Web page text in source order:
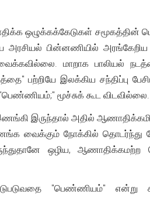
ஒழுக்கக்கேடுகள் சமூகத்தின்
அரசியல் பின்னணியில்
மாறாக பாலியல்
பற்றியே இலக்கிய சந்திப்பு
மூச்சுக் கூட விடவில்லை.
இருந்தால் அதில்
வைக்கும் நோக்கில் தொடர்ந்து
ஒழிய,
"பெண்ணியம்" என்று